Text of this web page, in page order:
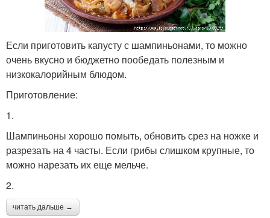
Если приготовить капусту с шампиньонами, то можно
очень вкусно и бюджетно пообедать полезным и
низкокалорийным блюдом.
Приготовление:
1.
Шампиньоны хорошо помыть, обновить срез на ножке и
разрезать на 4 часты. Если грибы слишком крупные, то
можно нарезать их еще мельче.
2.
читать дальше →